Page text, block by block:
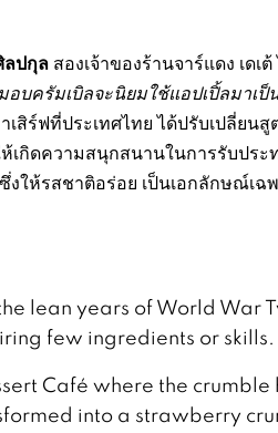
ลปกุล สองเจ้าของร้านจาร์แดง เดเต้
บครัมเบิลจะนิยมใช้แอปเปิ้ลมาเป็
เสิร์ฟที่ประเทศไทย ได้ปรับเปลี่ยนสู
เกิดความสนุกสนานในการรับประ
ให้รสชาติอร่อย เป็นเอกลักษณ์เฉ
lean years of World War
few ingredients or skills.
Café where the crumble
into a strawberry